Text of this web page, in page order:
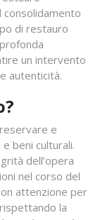
consolidamento
di restauro
un intervento
autenticità.
e
beni culturali.
dell’opera
nel corso del
attenzione per
la